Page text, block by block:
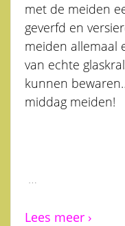
met de meiden
geverfd en
meiden allemaal
van echte
kunnen
middag meiden!
…
Lees meer ›